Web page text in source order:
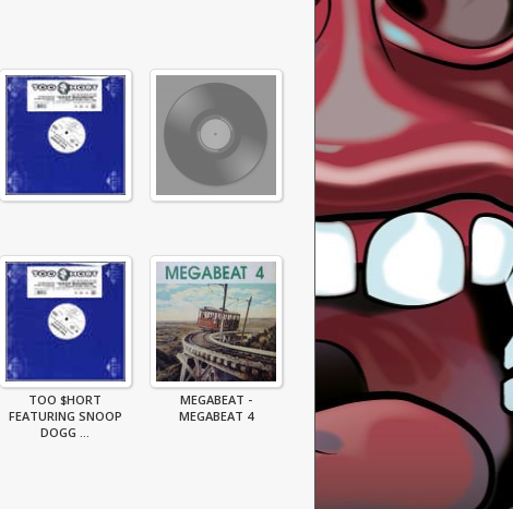
TOO $HORT
FEATURING SNOOP
DOGG ...
MEGABEAT -
MEGABEAT 4